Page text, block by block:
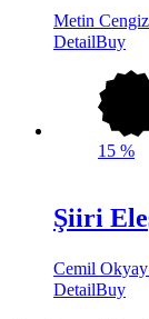
Metin Cengiz
DetailBuy
15 %
Şiiri
Cemil Okyay
DetailBuy